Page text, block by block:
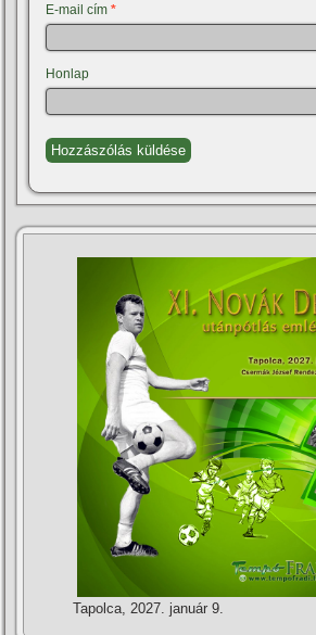
E-mail cím*
Honlap
Tapolca, 2027. január 9.